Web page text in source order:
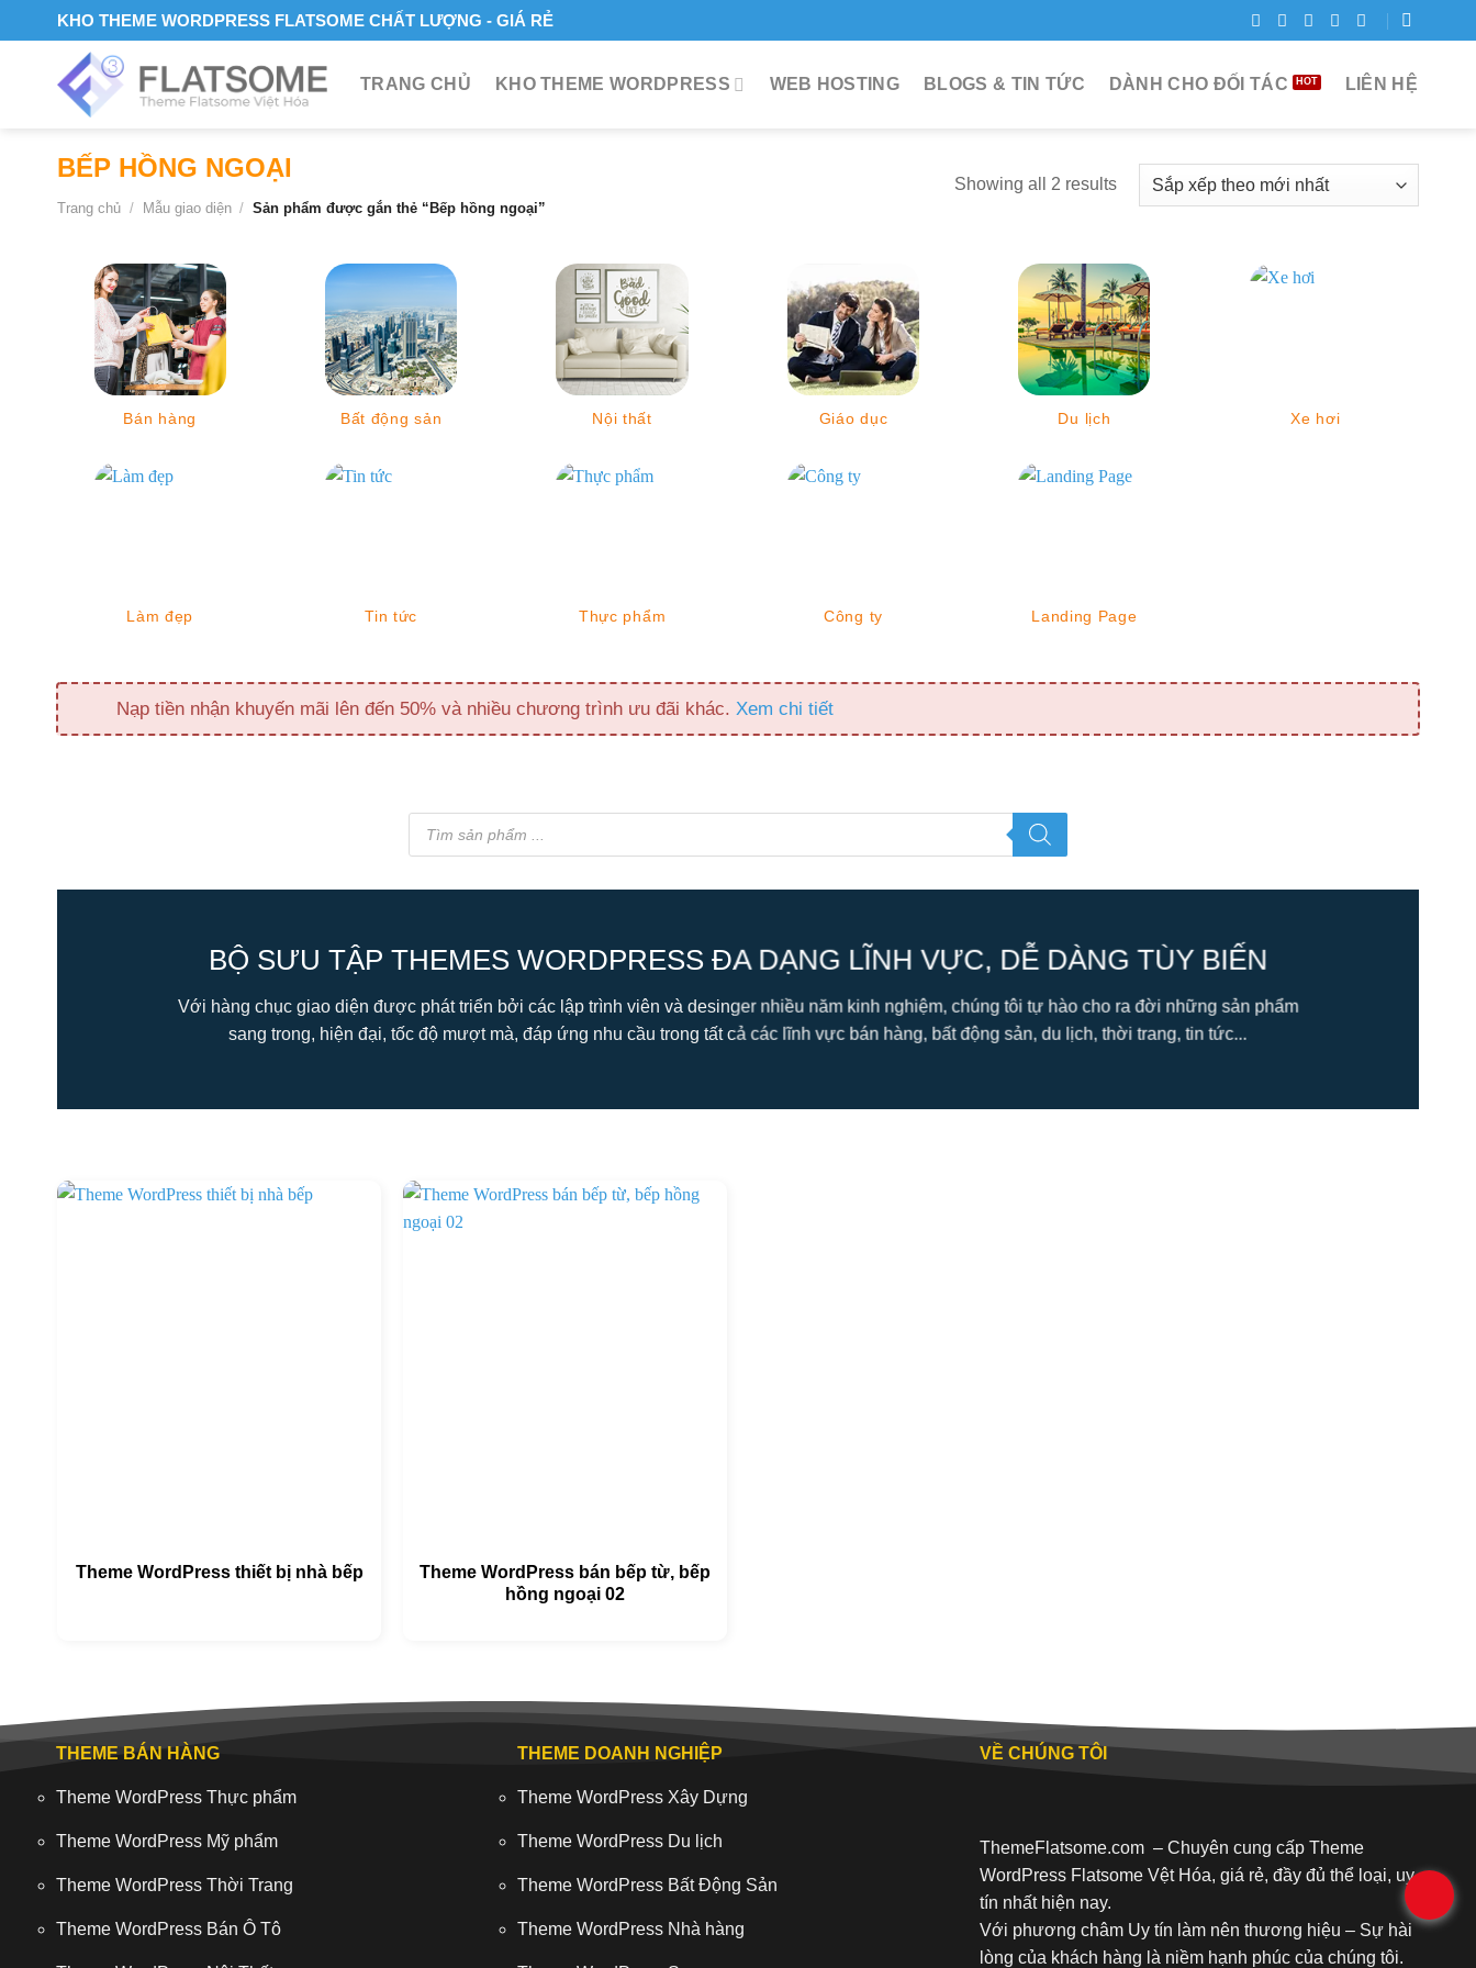
to
KHO THEME WORDPRESS FLATSOME CHẤT LƯỢNG - GIÁ RẺ
TRANG CHỦ KHO THEME WORDPRESS WEB HOSTING BLOGS & TIN TỨC DÀNH CHO ĐỐI TÁC LIÊN HỆ
BẾP HỒNG NGOẠI
Trang chủ / Mẫu giao diện / Sản phẩm được gắn thẻ “Bếp hồng ngoại”
Showing all 2 results
Bán hàng Bất động sản Nội thất Giáo dục Du lịch Xe hơi
Làm đẹp Tin tức Thực phẩm Công ty Landing Page
Nạp tiền nhận khuyến mãi lên đến 50% và nhiều chương trình ưu đãi khác. Xem chi tiết
Tìm
kiếm
sản
BỘ SƯU TẬP THEMES WORDPRESS ĐA DẠNG LĨNH VỰC, DỄ DÀNG TÙY BIẾN
Với hàng chục giao diện được phát triển bởi các lập trình viên và desinger nhiều năm kinh nghiệm, chúng tôi tự hào cho ra đời những sản phẩm
sang trong, hiện đại, tốc độ mượt mà, đáp ứng nhu cầu trong tất cả các lĩnh vực bán hàng, bất động sản, du lịch, thời trang, tin tức...
Theme WordPress thiết bị nhà bếp
Theme WordPress bán bếp từ, bếp
hồng ngoại 02
THEME BÁN HÀNG
Theme WordPress Thực phẩm
Theme WordPress Mỹ phẩm
Theme WordPress Thời Trang
Theme WordPress Bán Ô Tô
THEME DOANH NGHIỆP
Theme WordPress Xây Dựng
Theme WordPress Du lịch
Theme WordPress Bất Động Sản
Theme WordPress Nhà hàng
VỀ CHÚNG TÔI
ThemeFlatsome.com – Chuyên cung cấp Theme
WordPress Flatsome Vệt Hóa, giá rẻ, đầy đủ thể loại, uy
tín nhất hiện nay.
Với phương châm Uy tín làm nên thương hiệu – Sự hài
lòng của khách hàng là niềm hạnh phúc của chúng tôi.